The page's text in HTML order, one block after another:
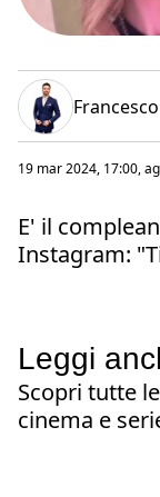
19 mar 2024, 17:00,
E' il
Instagram:
Leggi
Scopri tutte
cinema e